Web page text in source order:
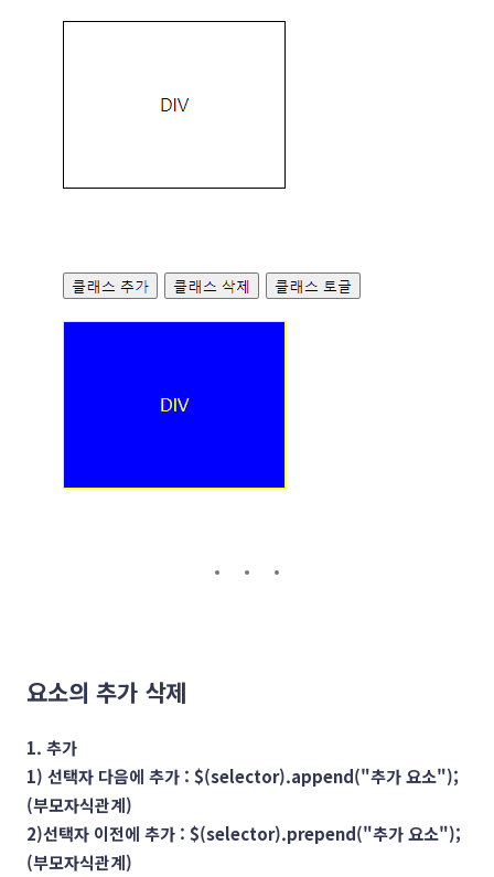
요소의 추가 삭제
1. 추가
1) 선택자 다음에 추가 : $(selector).append("추가 요소");
(부모자식관계)
2)선택자 이전에 추가 : $(selector).prepend("추가 요소");
(부모자식관계)